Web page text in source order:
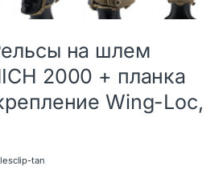
на шлем
2000 + планка
Wing-Loc,
tan